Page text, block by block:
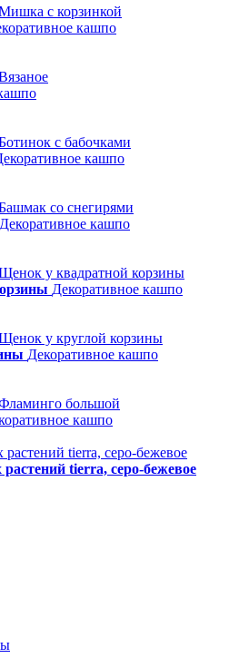
кашпо
кашпо
Декоративное кашпо
Декоративное кашпо
Декоративное кашпо
кашпо
tierra, серо-бежевое